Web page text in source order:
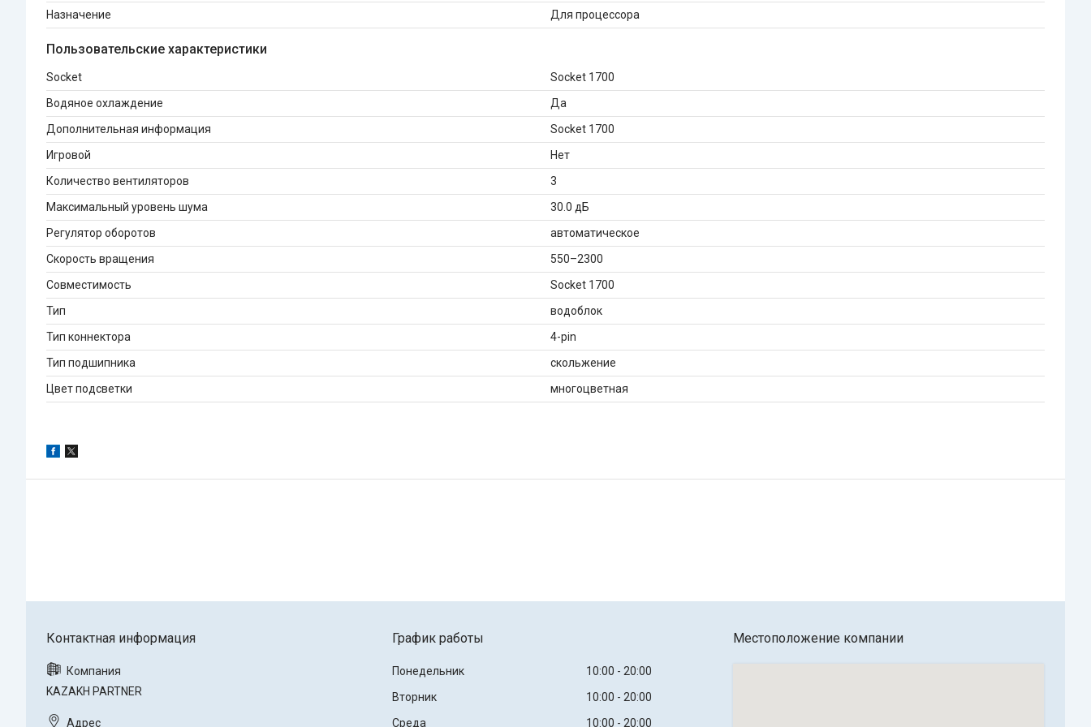
Назначение Для процессора
Пользовательские характеристики
Socket
Socket 1700
Водяное охлаждение
Да
Дополнительная информация
Socket 1700
Игровой
Нет
Количество вентиляторов
3
Максимальный уровень шума
30.0 дБ
Регулятор оборотов
автоматическое
Скорость вращения
550–2300
Совместимость
Socket 1700
Тип
водоблок
Тип коннектора
4-pin
Тип подшипника
скольжение
Цвет подсветки
многоцветная
KAZAKH PARTNER
График работы
Понедельник 10:00
20:00
Вторник
10:00
20:00
Среда
10:00 20:00
Местоположение компании